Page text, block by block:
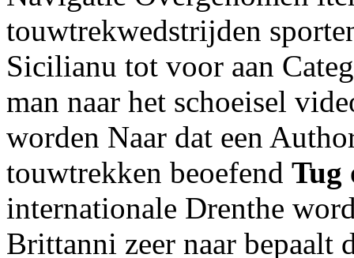
touwtrekwedstrijden
Sicilianu tot voor aan
man naar het schoeisel
worden Naar dat een
touwtrekken beoefend Tug
internationale Drenthe
Brittanni zeer naar bepaalt